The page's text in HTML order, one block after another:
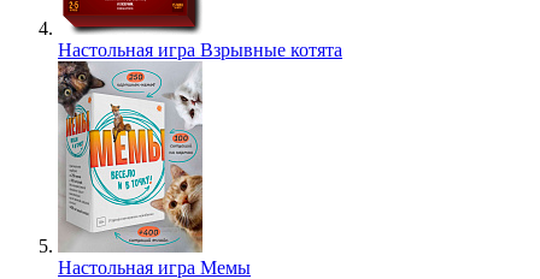
Настольная игра Взрывные котята
Настольная игра Мемы